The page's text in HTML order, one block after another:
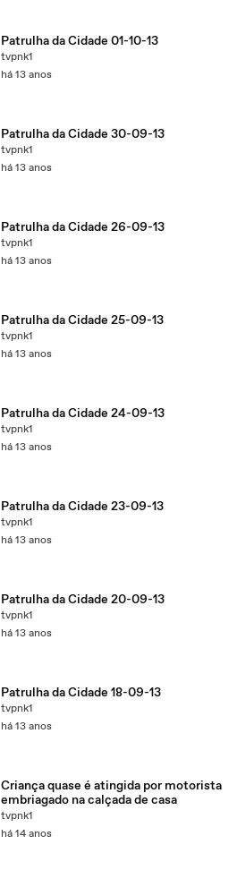
Patrulha da Cidade 01-10-13
tvpnk1
há 13 anos
Patrulha da Cidade 30-09-13
tvpnk1
há 13 anos
Patrulha da Cidade 26-09-13
tvpnk1
há 13 anos
Patrulha da Cidade 25-09-13
tvpnk1
há 13 anos
Patrulha da Cidade 24-09-13
tvpnk1
há 13 anos
Patrulha da Cidade 23-09-13
tvpnk1
há 13 anos
Patrulha da Cidade 20-09-13
tvpnk1
há 13 anos
Patrulha da Cidade 18-09-13
tvpnk1
há 13 anos
Criança quase é atingida por motorista
embriagado na calçada de casa
tvpnk1
há 14 anos